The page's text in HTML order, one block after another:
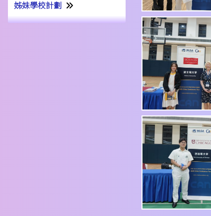
姊妹學校計劃
姊妹學校交流計劃書22-23